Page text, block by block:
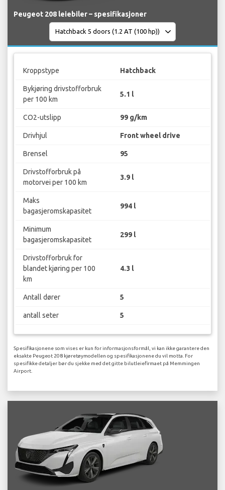
Peugeot 208 leiebiler – spesifikasjoner
Kroppstype Hatchback
Bykjøring drivstofforbruk
per 100 km
5.1 l
CO2-utslipp 99 g/km
Drivhjul Front wheel drive
Brensel 95
Drivstofforbruk på
motorvei per 100 km
3.9 l
Maks
bagasjeromskapasitet
994 l
Minimum
bagasjeromskapasitet
299 l
Drivstofforbruk for
blandet kjøring per 100
km
4.3 l
Antall dører 5
antall seter 5
Spesifikasjonene som vises er kun for informasjonsformål, vi kan ikke garantere den
eksakte Peugeot 208 kjøretøymodellen og spesifikasjonene du vil motta. For
spesifikke detaljer bør du sjekke med det gitte bilutleiefirmaet på Memmingen
Airport.